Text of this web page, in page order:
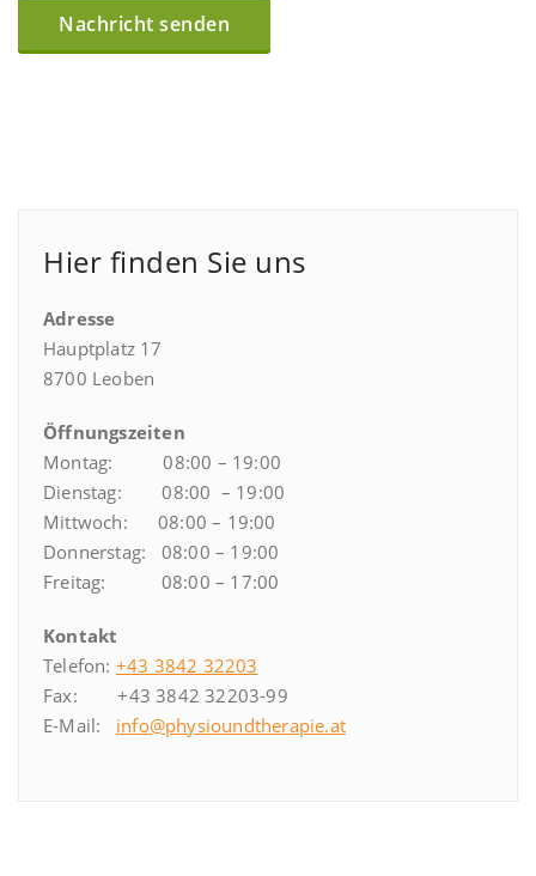
Hier finden Sie uns
Adresse
Hauptplatz 17
8700 Leoben
Öffnungszeiten
Montag: 08:00 – 19:00
Dienstag: 08:00 – 19:00
Mittwoch: 08:00 – 19:00
Donnerstag: 08:00 – 19:00
Freitag: 08:00 – 17:00
Kontakt
Telefon: +43 3842 32203
Fax: +43 3842 32203-99
E-Mail: info@physioundtherapie.at